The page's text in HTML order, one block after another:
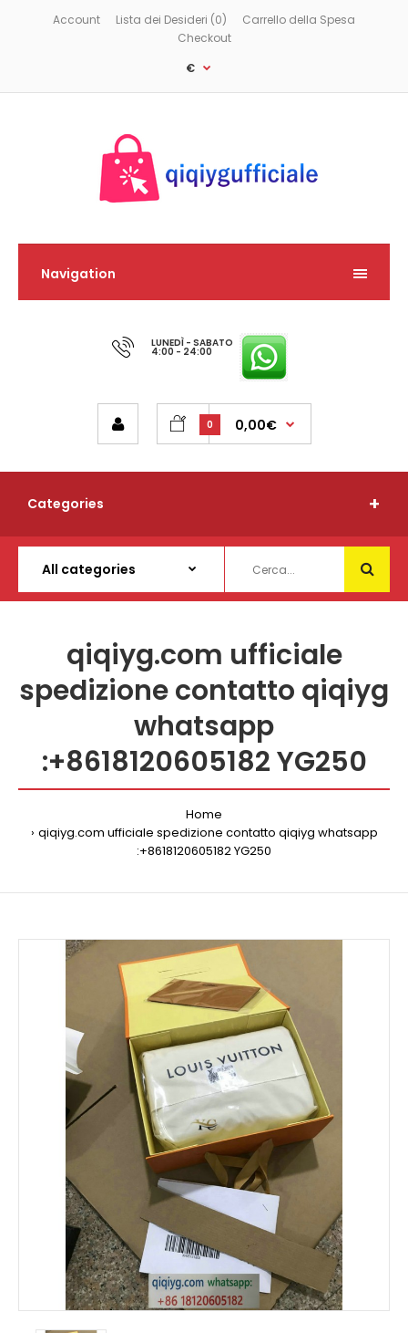
Account Lista dei Desideri (0)
Carrello della Spesa
Checkout
€
Navigation
LUNEDÌ - SABATO
4:00 - 24:00
0 0,00€
Categories
qiqiyg.com ufficiale
spedizione contatto qiqiyg
whatsapp
:+8618120605182 YG250
Home
qiqiyg.com ufficiale spedizione contatto qiqiyg whatsapp
:+8618120605182 YG250